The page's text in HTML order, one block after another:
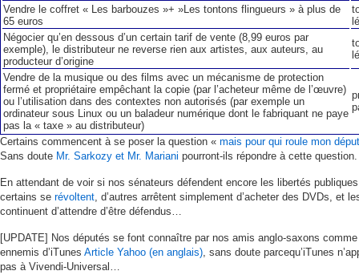
Vendre le coffret « Les barbouzes »+ »Les tontons flingueurs » à plus de
65 euros
Négocier qu’en dessous d’un certain tarif de vente (8,99 euros par
exemple), le distributeur ne reverse rien aux artistes, aux auteurs, au
producteur d’origine
Vendre de la musique ou des films avec un mécanisme de protection
fermé et propriétaire empêchant la copie (par l’acheteur même de l’œuvre)
ou l’utilisation dans des contextes non autorisés (par exemple un
ordinateur sous Linux ou un baladeur numérique dont le fabriquant ne paye
pas la « taxe » au distributeur)
Certains commencent à se poser la question « mais pour qui roule mon
Sans doute Mr. Sarkozy et Mr. Mariani pourront-ils répondre à cette question.
En attendant de voir si nos sénateurs défendent encore les libertés
certains se révoltent, d’autres arrêtent simplement d’acheter des DVDs, et
continuent d’attendre d’être défendus…
[UPDATE] Nos députés se font connaître par nos amis anglo-saxons
ennemis d’iTunes Article Yahoo (en anglais), sans doute parcequ’iTunes
pas à Vivendi-Universal…